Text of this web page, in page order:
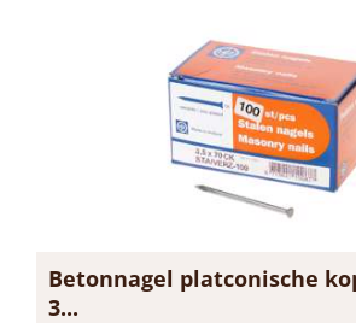
Betonnagel platconische
3...